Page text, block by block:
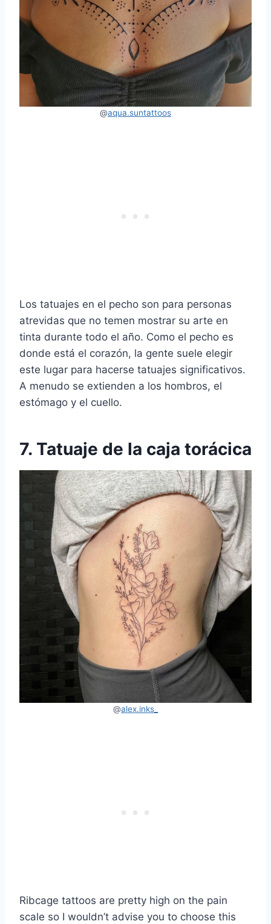
@aqua.suntattoos
Los tatuajes en el pecho son para personas
atrevidas que no temen mostrar su arte en
tinta durante todo el año. Como el pecho es
donde está el corazón, la gente suele elegir
este lugar para hacerse tatuajes significativos.
A menudo se extienden a los hombros, el
estómago y el cuello.
7. Tatuaje de la caja torácica
@alex.inks_
Ribcage tattoos are pretty high on the pain
scale so I wouldn’t advise you to choose this